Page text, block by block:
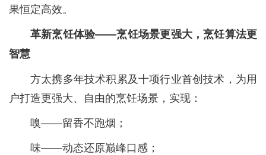
果恒定高效。
革新烹饪体验——烹饪场景更强大，烹饪算法更
智慧
方太携多年技术积累及十项行业首创技术，为用
户打造更强大、自由的烹饪场景，实现：
嗅——留香不跑烟；
味——动态还原巅峰口感；